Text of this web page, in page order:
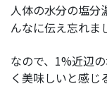
人体の水分の塩分
んなに伝え忘れま
なので、1%近辺
く美味しいと感じ